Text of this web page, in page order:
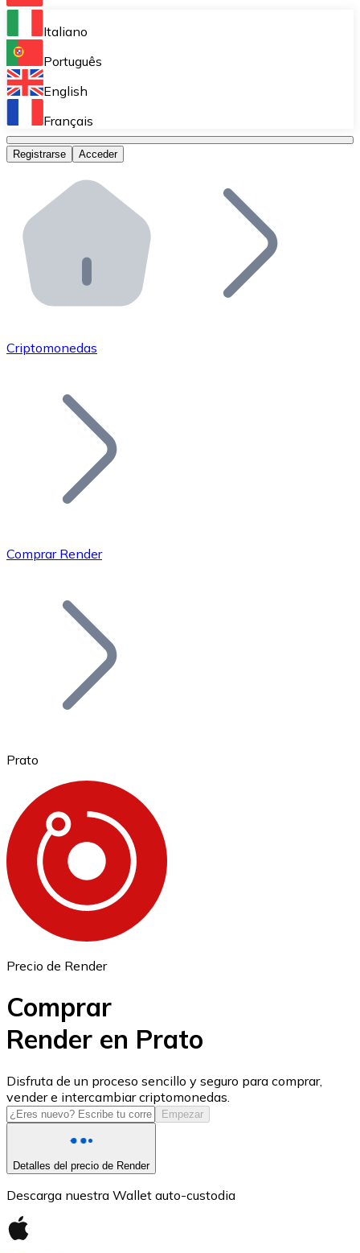
Bitnovo Ramp
Integra nuestra solución en tu plataforma.
Bitnovo Giftcards
Bitnovo OTC
Bitnovo ATM
Integra un ATM Bitnovo en tu negocio y permite que
Bitnovo API
Integra nuestra API en tu ecosistema.
Únete a nuestra red de distribuidores.
Añade tu proyecto a nuestro ecosistema.
Bitcoin
Ethereum
ETH
USD Coin
USDC
Italiano
Português
English
Français
Registrarse Acceder
Criptomonedas
Comprar Render
Prato
Precio de Render
Comprar
Render en Prato
Disfruta de un proceso sencillo y seguro para comprar,
vender e intercambiar criptomonedas.
Empezar
Detalles del precio de Render
Descarga nuestra Wallet auto-custodia